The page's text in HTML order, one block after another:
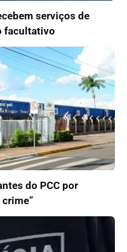
serviços de
facultativo
do PCC por